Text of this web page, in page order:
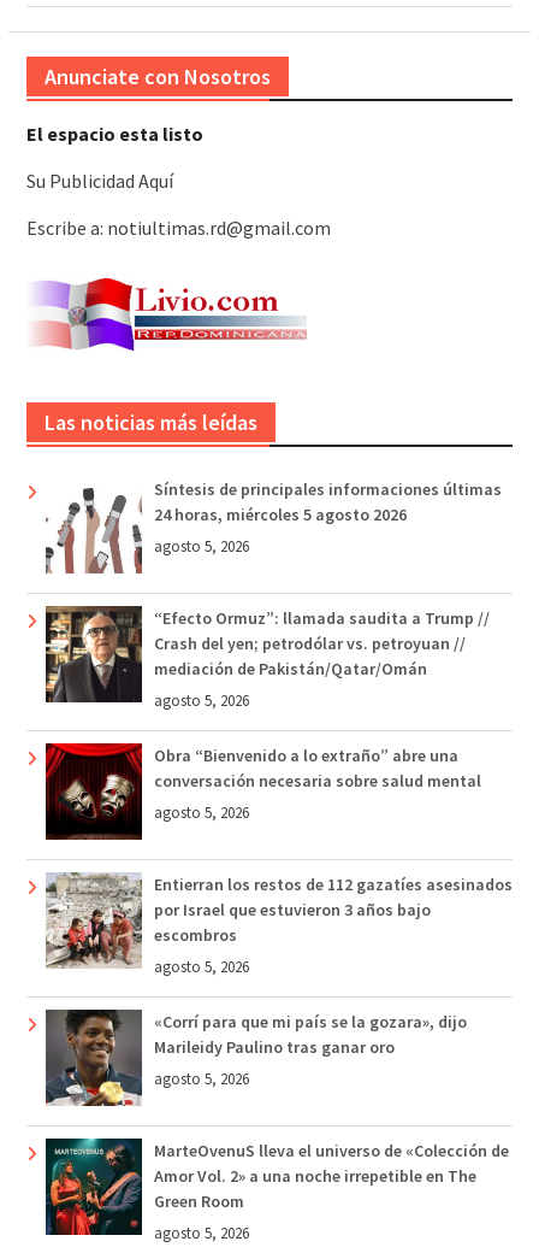
Anunciate con Nosotros
El espacio esta listo
Su Publicidad Aquí
Escribe a: notiultimas.rd@gmail.com
Las noticias más leídas
Síntesis de principales informaciones últimas
24 horas, miércoles 5 agosto 2026
agosto 5, 2026
“Efecto Ormuz”: llamada saudita a Trump //
Crash del yen; petrodólar vs. petroyuan //
mediación de Pakistán/Qatar/Omán
agosto 5, 2026
Obra “Bienvenido a lo extraño” abre una
conversación necesaria sobre salud mental
agosto 5, 2026
Entierran los restos de 112 gazatíes asesinados
por Israel que estuvieron 3 años bajo
escombros
agosto 5, 2026
«Corrí para que mi país se la gozara», dijo
Marileidy Paulino tras ganar oro
agosto 5, 2026
MarteOvenuS lleva el universo de «Colección de
Amor Vol. 2» a una noche irrepetible en The
Green Room
agosto 5, 2026